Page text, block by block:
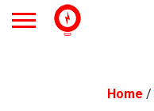
Home /